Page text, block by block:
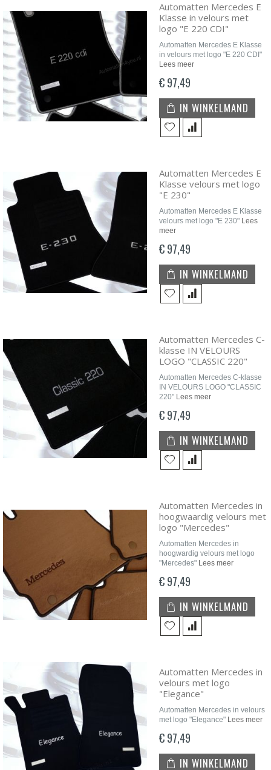
Automatten Mercedes E
Klasse in velours met
logo "E 220 CDI"
Automatten Mercedes E Klasse
in velours met logo "E 220 CDI"
Lees meer
€ 97,49
IN WINKELMAND
Automatten Mercedes E
Klasse velours met logo
"E 230"
Automatten Mercedes E Klasse
velours met logo "E 230" Lees
meer
€ 97,49
IN WINKELMAND
Automatten Mercedes C-
klasse IN VELOURS
LOGO "CLASSIC 220"
Automatten Mercedes C-klasse
IN VELOURS LOGO "CLASSIC
220" Lees meer
€ 97,49
IN WINKELMAND
Automatten Mercedes in
hoogwaardig velours met
logo "Mercedes"
Automatten Mercedes in
hoogwardig velours met logo
"Mercedes" Lees meer
€ 97,49
IN WINKELMAND
Automatten Mercedes in
velours met logo
"Elegance"
Automatten Mercedes in velours
met logo "Elegance" Lees meer
€ 97,49
IN WINKELMAND